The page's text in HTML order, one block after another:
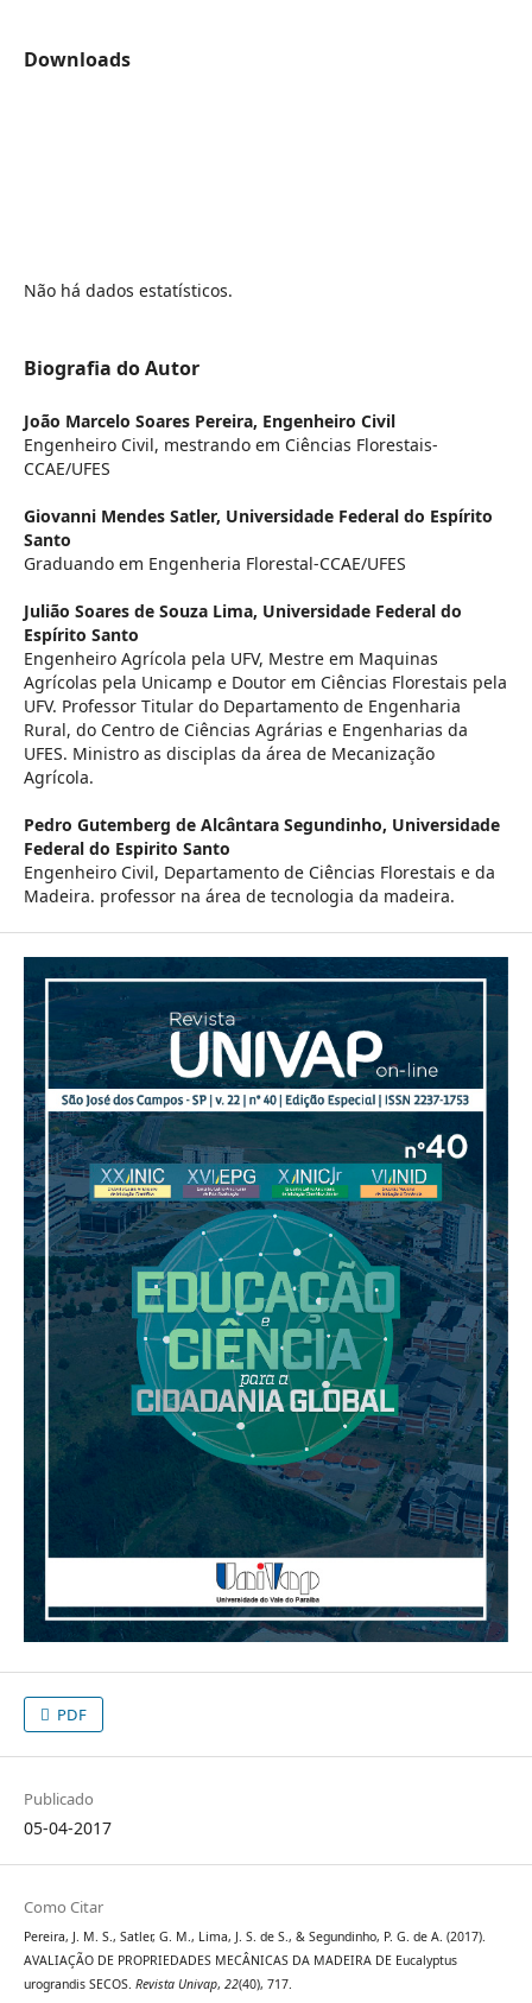
Downloads
Não há dados estatísticos.
Biografia do Autor
João Marcelo Soares Pereira, Engenheiro Civil
Engenheiro Civil, mestrando em Ciências Florestais-
CCAE/UFES
Giovanni Mendes Satler, Universidade Federal do Espírito
Santo
Graduando em Engenheria Florestal-CCAE/UFES
Julião Soares de Souza Lima, Universidade Federal do
Espírito Santo
Engenheiro Agrícola pela UFV, Mestre em Maquinas
Agrícolas pela Unicamp e Doutor em Ciências Florestais pela
UFV. Professor Titular do Departamento de Engenharia
Rural, do Centro de Ciências Agrárias e Engenharias da
UFES. Ministro as disciplas da área de Mecanização
Agrícola.
Pedro Gutemberg de Alcântara Segundinho, Universidade
Federal do Espirito Santo
Engenheiro Civil, Departamento de Ciências Florestais e da
Madeira. professor na área de tecnologia da madeira.
PDF
Publicado
05-04-2017
Como Citar
Pereira, J. M. S., Satler, G. M., Lima, J. S. de S., & Segundinho, P. G. de A. (2017).
AVALIAÇÃO DE PROPRIEDADES MECÂNICAS DA MADEIRA DE Eucalyptus
urograndis SECOS. Revista Univap, 22(40), 717.